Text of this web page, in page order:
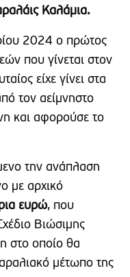
Καλάμια.
2024 ο πρώτος
που γίνεται στον
είχε γίνει στα
τον αείμνηστο
και αφορούσε το
την ανάπλαση
με αρχικό
ευρώ, που
Βιώσιμης
στο οποίο θα
μέτωπο της